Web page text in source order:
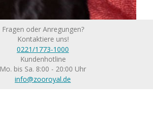
Fragen oder Anregungen?
Kontaktiere uns!
0221/1773-1000
Kundenhotline
Mo. bis Sa. 8:00 - 20:00 Uhr
info@zooroyal.de